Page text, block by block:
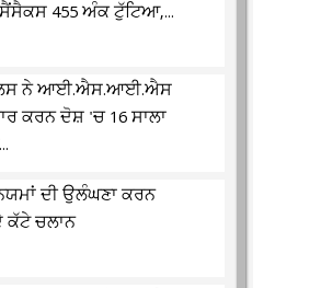
455 ਅੰਕ ਟੁੱਟਿਆ,...
ਨੇ ਆਈ.ਐਸ.ਆਈ.ਐਸ
ਕਰਨ ਦੋਸ਼ 'ਚ 16 ਸਾਲਾ
ਦੀ ਉਲੰਘਣਾ ਕਰਨ
ਕੱਟੇ ਚਲਾਨ